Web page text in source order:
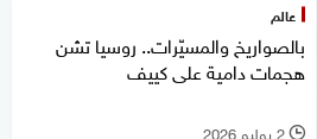
عالم
بالصواريخ والمسيّرات.. روسيا تشن
هجمات دامية على كييف
l 2 يوليو 2026